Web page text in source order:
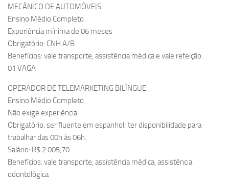
MECÂNICO DE AUTOMÓVEIS
Ensino Médio Completo
Experiência mínima de 06 meses
Obrigatório: CNH A/B
Benefícios: vale transporte, assistência médica e vale refeição.
01 VAGA
OPERADOR DE TELEMARKETING BILÍNGUE
Ensino Médio Completo
Não exige experiência
Obrigatório: ser fluente em espanhol; ter disponibilidade para
trabalhar das 00h às 06h.
Salário: R$ 2.005,70
Benefícios: vale transporte, assistência médica, assistência
odontológica